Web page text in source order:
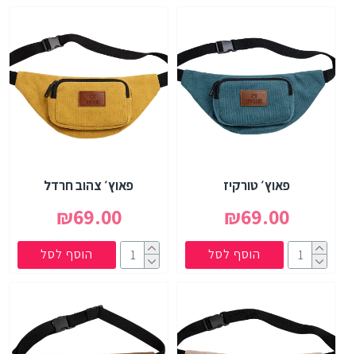
פאוץ׳ טורקיז
₪69.00
הוסף לסל
פאוץ׳ צהוב חרדל
₪69.00
הוסף לסל